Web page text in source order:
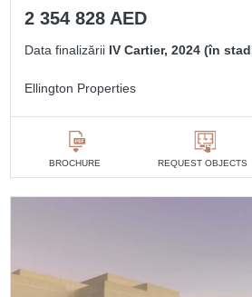
2 354 828 AED
Data finalizării IV Cartier, 2024 (în
Ellington Properties
BROCHURE REQUEST OBJECTS